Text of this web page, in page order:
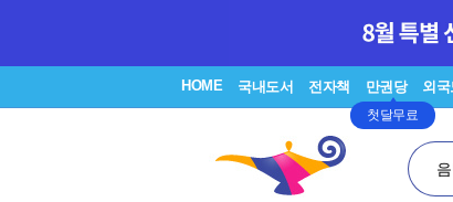
HOME 국내도서 전자책 만권당
첫달무료
외국